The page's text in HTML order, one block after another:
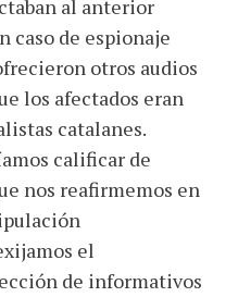
al anterior
de espionaje
otros audios
los afectados eran
catalanes.
calificar de
nos reafirmemos en
el
de informativos